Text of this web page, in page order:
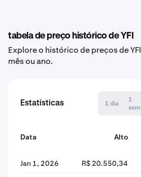
tabela de preço histórico de YFI
Explore o histórico de preços de
mês ou ano.
Estatísticas 1 dia
1
Data Alto
Jan 1, 2026 R$ 20.550,34